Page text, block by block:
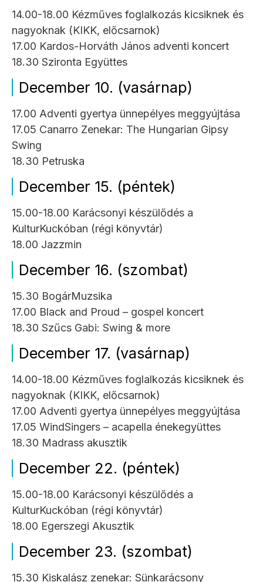
14.00-18.00 Kézműves foglalkozás kicsiknek és
nagyoknak (KIKK, előcsarnok)
17.00 Kardos-Horváth János adventi koncert
18.30 Szironta Együttes
December 10. (vasárnap)
17.00 Adventi gyertya ünnepélyes meggyújtása
17.05 Canarro Zenekar: The Hungarian Gipsy
Swing
18.30 Petruska
December 15. (péntek)
15.00-18.00 Karácsonyi készülődés a
KulturKuckóban (régi könyvtár)
18.00 Jazzmin
December 16. (szombat)
15.30 BogárMuzsika
17.00 Black and Proud – gospel koncert
18.30 Szűcs Gabi: Swing & more
December 17. (vasárnap)
14.00-18.00 Kézműves foglalkozás kicsiknek és
nagyoknak (KIKK, előcsarnok)
17.00 Adventi gyertya ünnepélyes meggyújtása
17.05 WindSingers – acapella énekegyüttes
18.30 Madrass akusztik
December 22. (péntek)
15.00-18.00 Karácsonyi készülődés a
KulturKuckóban (régi könyvtár)
18.00 Egerszegi Akusztik
December 23. (szombat)
15.30 Kiskalász zenekar: Sünkarácsony